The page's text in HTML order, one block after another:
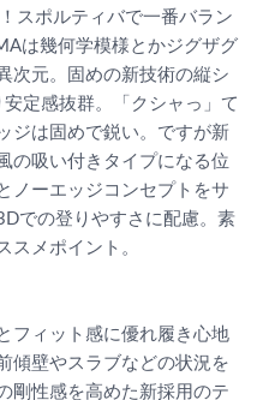
スポルティバで一番バラン
は幾何学模様とかジグザグ
次元。固めの新技術の縦シ
定感抜群。「クシャっ」て
ジは固めで鋭い。ですが新
の吸い付きタイプになる位
ノーエッジコンセプトをサ
での登りやすさに配慮。素
スメポイント。
フィット感に優れ履き心地
傾壁やスラブなどの状況を
剛性感を高めた新採用のテ